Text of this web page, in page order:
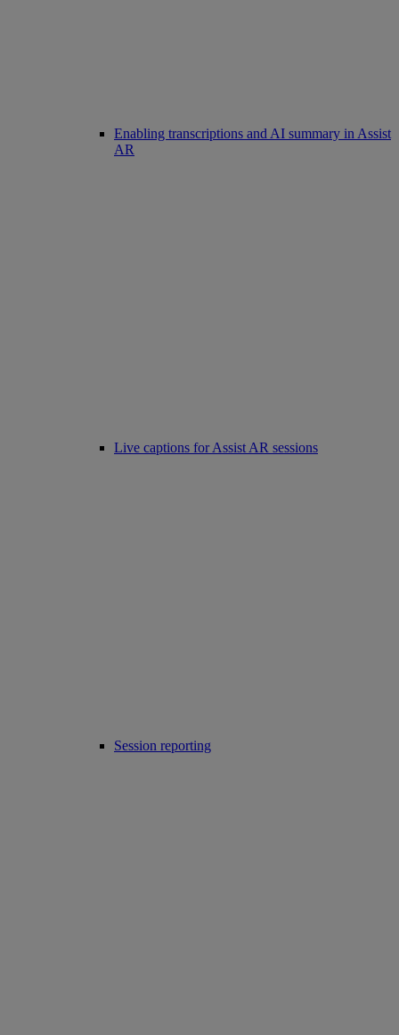
Enabling transcriptions and AI summary in Assist
AR
Live captions for Assist AR sessions
Session reporting